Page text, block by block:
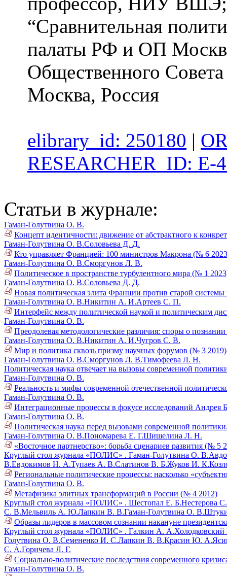
“Сравнительная
палаты РФ и ОП
Общественного
Москва, Россия
elibrary_id: 250180 |
RESEARCHER_ID: E-
Статьи в журнале:
Гаман-Голутвина О. В.
Концепт идентичности: движение от абстрактного к
Гаман-Голутвина О. В.Соловьева Д. Д.
Кто управляет Францией: 100 министров Макрона (№ 6
Гаман-Голутвина О. В.Сморгунов Л. В.
Политическое в пространстве турбулентного мира (№ 1
Гаман-Голутвина О. В.Соловьева Д. Д.
Новая политическая элита Франции против старой
Гаман-Голутвина О. В.Никитин А. И.Артеев С. П.
Интерфейс между политической наукой и политическим
Гаман-Голутвина О. В.
Преодолевая методологические различия: споры о
Гаман-Голутвина О. В.Никитин А. И.Чугров С. В.
Мир и политика сквозь призму научных форумов (№ 3 2019)
Гаман-Голутвина О. В.Сморгунов Л. В.Тимофеева Л. Н.
Политическая наука отвечает на вызовы современной
Гаман-Голутвина О. В.
Реальность и мифы современной отечественной
Гаман-Голутвина О. В.
Интеграционные процессы в фокусе исследований Андрея
Гаман-Голутвина О. В.
Политическая наука перед вызовами современной
Гаман-Голутвина О. В.Пономарева Е. Г.Шишелина Л. Н.
«Восточное партнерство»: борьба сценариев развития (№ 5
Круглый стол журнала «ПОЛИС» . Гаман-Голутвина О. В.
В.Евдокимов Н. А.Тупаев А. В.Слатинов В. Б.Жуков И. К.
Региональные политические процессы: насколько
Гаман-Голутвина О. В.
Метафизика элитных трансформаций в России (№ 4 2012)
Круглый стол журнала «ПОЛИС» . Шестопал Е. Б.Нестерова
С. В.Мельвиль А. Ю.Лапкин В. В.Гаман-Голутвина О. В.
Образы лидеров в массовом сознании накануне
Круглый стол журнала «ПОЛИС» . Галкин А. А.Холодковский
Голутвина О. В.Семененко И. С.Лапкин В. В.Красин Ю. А.
С. А.Горичева Л. Г.
Социально-политические последствия современного
Гаман-Голутвина О. В.